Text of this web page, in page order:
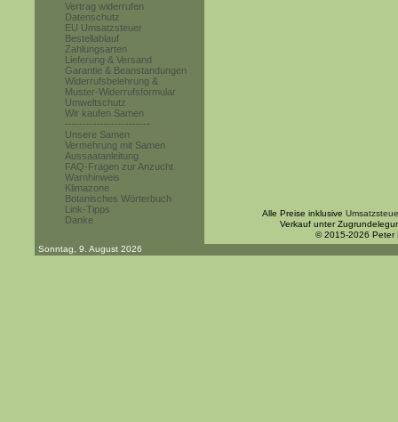
Vertrag widerrufen
Datenschutz
EU Umsatzsteuer
Bestellablauf
Zahlungsarten
Lieferung & Versand
Garantie & Beanstandungen
Widerrufsbelehrung &
Muster-Widerrufsformular
Umweltschutz
Wir kaufen Samen
------------------------
Unsere Samen
Vermehrung mit Samen
Aussaatanleitung
FAQ-Fragen zur Anzucht
Warnhinweis
Klimazone
Botanisches Wörterbuch
Link-Tipps
Danke
Alle Preise inklusive
Verkauf unter
© 2015-2026 Peter
Sonntag, 9. August 2026